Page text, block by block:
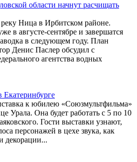
области начнут расчищать
Ница в Ирбитском районе.
в августе-сентябре и завершатся
в следующем году. План
Денис Паслер обсудил с
агентства водных
Екатеринбурге
к юбилею «Союзмультфильма»
Урала. Она будет работать с 5 по 10
Гости выставки узнают,
персонажей в цехе звука, как
декорации...